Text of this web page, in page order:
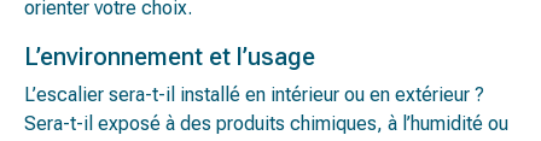
orienter votre choix.
L’environnement et l’usage
L’escalier sera-t-il installé en intérieur ou en extérieur ?
Sera-t-il exposé à des produits chimiques, à l’humidité ou